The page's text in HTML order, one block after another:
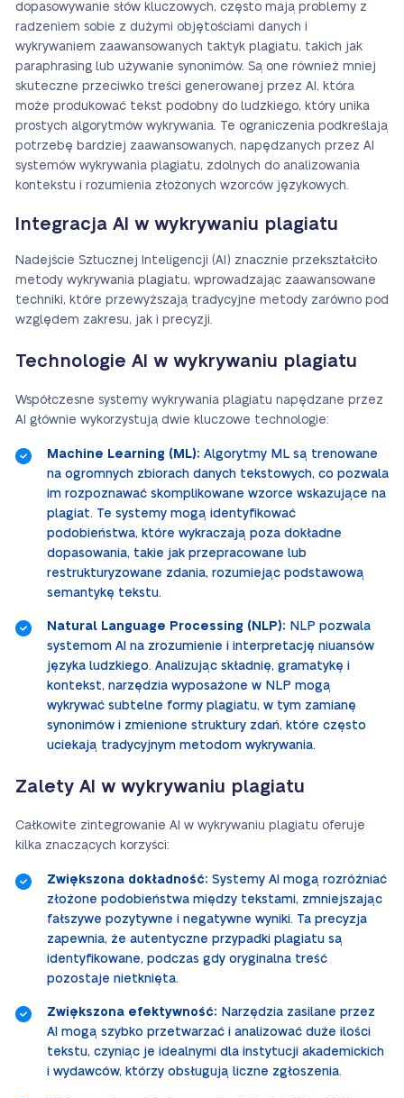
dopasowywanie słów kluczowych, często mają problemy z
radzeniem sobie z dużymi objętościami danych i
wykrywaniem zaawansowanych taktyk plagiatu, takich jak
paraphrasing lub używanie synonimów. Są one również mniej
skuteczne przeciwko treści generowanej przez AI, która
może produkować tekst podobny do ludzkiego, który unika
prostych algorytmów wykrywania. Te ograniczenia podkreślają
potrzebę bardziej zaawansowanych, napędzanych przez AI
systemów wykrywania plagiatu, zdolnych do analizowania
kontekstu i rozumienia złożonych wzorców językowych.
Integracja AI w wykrywaniu plagiatu
Nadejście Sztucznej Inteligencji (AI) znacznie przekształciło
metody wykrywania plagiatu, wprowadzając zaawansowane
techniki, które przewyższają tradycyjne metody zarówno pod
względem zakresu, jak i precyzji.
Technologie AI w wykrywaniu plagiatu
Współczesne systemy wykrywania plagiatu napędzane przez
AI głównie wykorzystują dwie kluczowe technologie:
Machine Learning (ML): Algorytmy ML są trenowane
na ogromnych zbiorach danych tekstowych, co pozwala
im rozpoznawać skomplikowane wzorce wskazujące na
plagiat. Te systemy mogą identyfikować
podobieństwa, które wykraczają poza dokładne
dopasowania, takie jak przepracowane lub
restrukturyzowane zdania, rozumiejąc podstawową
semantykę tekstu.
Natural Language Processing (NLP): NLP pozwala
systemom AI na zrozumienie i interpretację niuansów
języka ludzkiego. Analizując składnię, gramatykę i
kontekst, narzędzia wyposażone w NLP mogą
wykrywać subtelne formy plagiatu, w tym zamianę
synonimów i zmienione struktury zdań, które często
uciekają tradycyjnym metodom wykrywania.
Zalety AI w wykrywaniu plagiatu
Całkowite zintegrowanie AI w wykrywaniu plagiatu oferuje
kilka znaczących korzyści:
Zwiększona dokładność: Systemy AI mogą rozróżniać
złożone podobieństwa między tekstami, zmniejszając
fałszywe pozytywne i negatywne wyniki. Ta precyzja
zapewnia, że autentyczne przypadki plagiatu są
identyfikowane, podczas gdy oryginalna treść
pozostaje nietknięta.
Zwiększona efektywność: Narzędzia zasilane przez
AI mogą szybko przetwarzać i analizować duże ilości
tekstu, czyniąc je idealnymi dla instytucji akademickich
i wydawców, którzy obsługują liczne zgłoszenia.